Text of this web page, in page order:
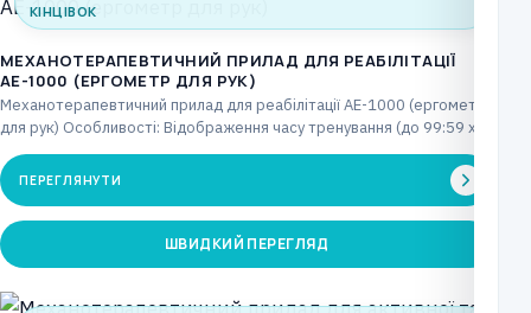
КІНЦІВОК
МЕХАНОТЕРАПЕВТИЧНИЙ ПРИЛАД ДЛЯ РЕАБІЛІТАЦІЇ
АЕ-1000 (ЕРГОМЕТР ДЛЯ РУК)
Механотерапевтичний прилад для реабілітації АЕ-1000 (ергометр
для рук) Особливості: Відображення часу тренування (до 99:59 хв)
8…
ПЕРЕГЛЯНУТИ
ШВИДКИЙ ПЕРЕГЛЯД